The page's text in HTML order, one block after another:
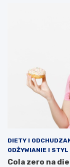
DIETY I
ODŻYWIANIE I STYL
Cola zero na